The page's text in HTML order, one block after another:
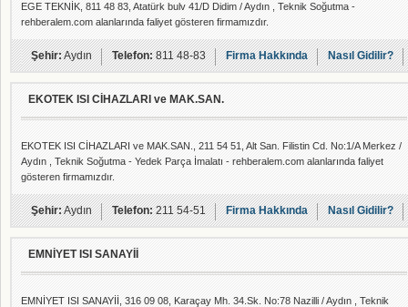
EGE TEKNİK, 811 48 83, Atatürk bulv 41/D Didim / Aydın , Teknik Soğutma -
rehberalem.com alanlarında faliyet gösteren firmamızdır.
Şehir:Aydın Telefon:811 48-83 Firma Hakkında Nasıl Gidilir?
EKOTEK ISI CİHAZLARI ve MAK.SAN.
EKOTEK ISI CİHAZLARI ve MAK.SAN., 211 54 51, Alt San. Filistin Cd. No:1/A Merkez /
Aydın , Teknik Soğutma - Yedek Parça İmalatı - rehberalem.com alanlarında faliyet
gösteren firmamızdır.
Şehir:Aydın Telefon:211 54-51 Firma Hakkında Nasıl Gidilir?
EMNİYET ISI SANAYİİ
EMNİYET ISI SANAYİİ, 316 09 08, Karaçay Mh. 34.Sk. No:78 Nazilli / Aydın , Teknik